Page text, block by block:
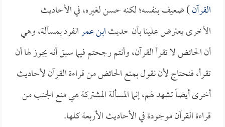
القرآن) ضعيف بنفسه؛ لكنه حسن لغيره، في الأحاديث
الأخرى يعترض علينا بأن حديثابن عمرانفرد بمسألة، وهي
أن الحائض لا تقرأ القرآن، وأنتم رجحتم فيما سبق أنه يجوز لها أن
تقرأ، فنحتاج لأن نقول بمنع الحائض من قراءة القرآن لأحاديث
أخرى أيضاً تشهد لهم، إنما المسألة المشتركة هي منع الجنب من
قراءة القرآن موجودة في الأحاديث الأربعة كلها.